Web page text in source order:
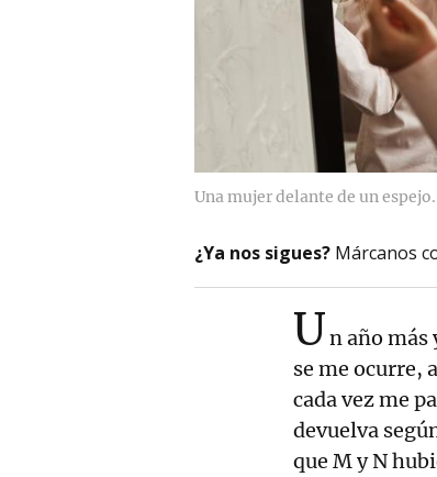
Una mujer delante de un espejo.
¿Ya nos sigues? Márcanos
Un año más
se me ocurre,
cada vez me
devuelva
que M y N